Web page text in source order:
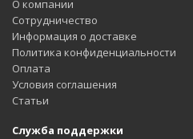
О компании
Сотрудничество
Информация о доставке
Политика конфиденциальности
Оплата
Условия соглашения
Статьи
Служба поддержки